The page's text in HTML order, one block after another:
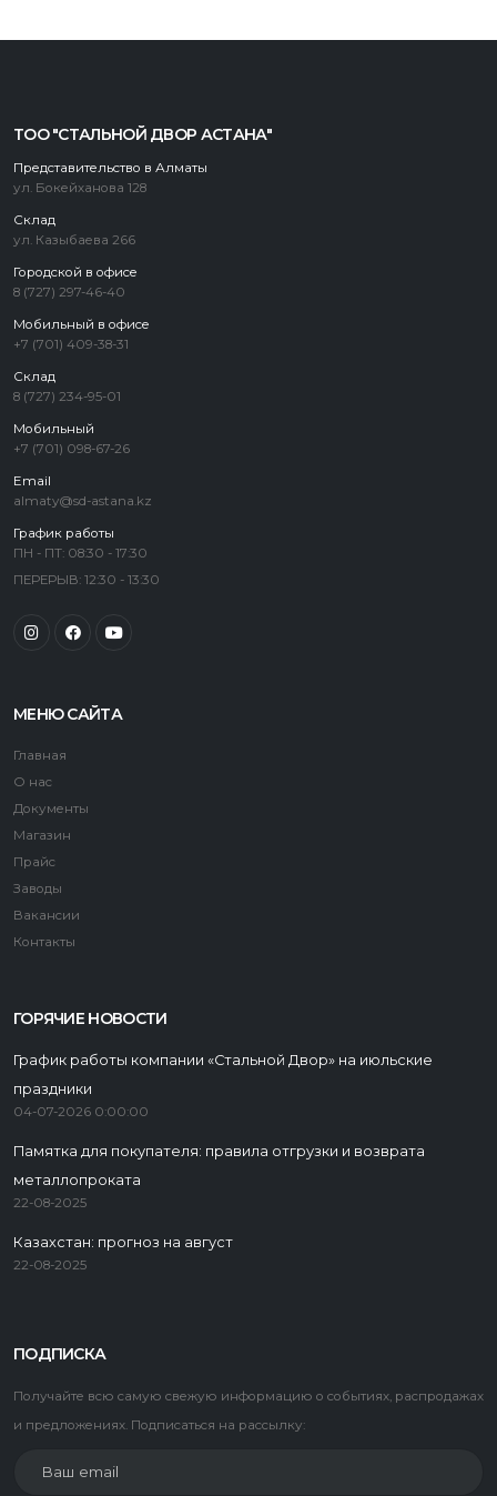
ТОО "СТАЛЬНОЙ ДВОР АСТАНА"
Представительство в Алматы
ул. Бокейханова 128
Склад
ул. Казыбаева 266
Городской в офисе
8 (727) 297-46-40
Мобильный в офисе
+7 (701) 409-38-31
Склад
8 (727) 234-95-01
Мобильный
+7 (701) 098-67-26
Email
almaty@sd-astana.kz
График работы
ПН - ПТ: 08:30 - 17:30
ПЕРЕРЫВ: 12:30 - 13:30
МЕНЮ САЙТА
Главная
О нас
Документы
Магазин
Прайс
Заводы
Вакансии
Контакты
ГОРЯЧИЕ НОВОСТИ
График работы компании «Стальной Двор» на июльские
праздники
04-07-2026 0:00:00
Памятка для покупателя: правила отгрузки и возврата
металлопроката
22-08-2025
Казахстан: прогноз на август
22-08-2025
ПОДПИСКА
Получайте всю самую свежую информацию о событиях, распродажах
и предложениях. Подписаться на рассылку: